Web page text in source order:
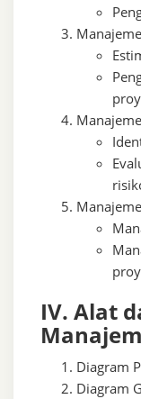
IV. Alat
Diagram
Diagram